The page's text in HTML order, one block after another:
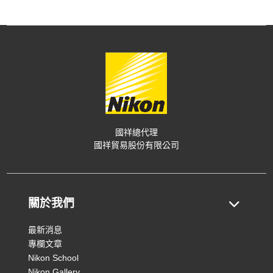
國祥總代理
國祥貿易股份有限公司
關於我們
最新消息
專欄文章
Nikon School